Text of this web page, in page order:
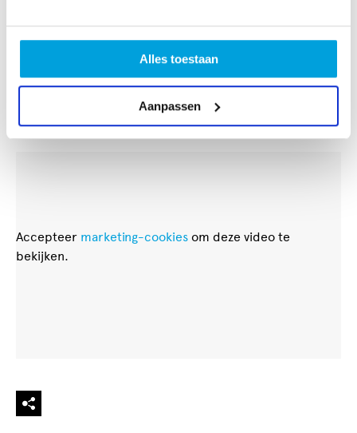
Alles toestaan
Aanpassen
gaten:
Instagram:YMCA Gospel Choir
YMCA Gospel Choir
Accepteer marketing-cookies om deze video te
bekijken.